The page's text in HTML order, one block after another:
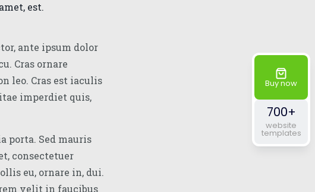
est.
ante ipsum dolor
Cras ornare
leo. Cras est iaculis
imperdiet quis,
porta. Sed mauris
consectetuer
eu, ornare in, dui.
velit in faucibus
Buy now
700+
website
templates